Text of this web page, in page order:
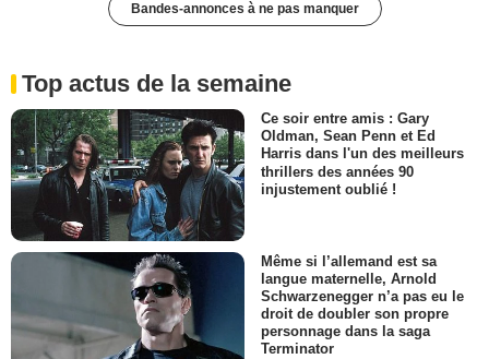
Bandes-annonces à ne pas manquer
Top actus de la semaine
Ce soir entre amis : Gary
Oldman, Sean Penn et Ed
Harris dans l'un des meilleurs
thrillers des années 90
injustement oublié !
Même si l’allemand est sa
langue maternelle, Arnold
Schwarzenegger n’a pas eu le
droit de doubler son propre
personnage dans la saga
Terminator